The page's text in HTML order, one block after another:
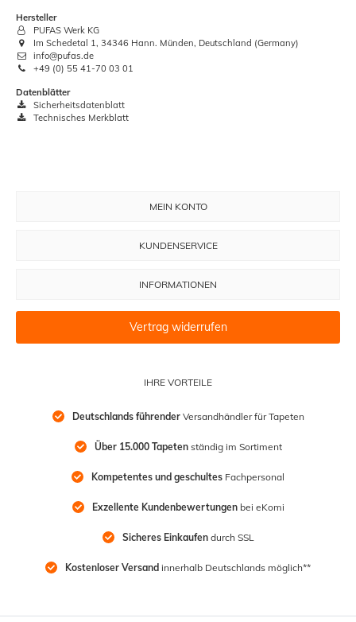
Hersteller
PUFAS Werk KG
Im Schedetal 1, 34346 Hann. Münden, Deutschland (Germany)
info@pufas.de
+49 (0) 55 41-70 03 01
Datenblätter
Sicherheitsdatenblatt
Technisches Merkblatt
IHRE VORTEILE
Deutschlands führender Versandhändler für Tapeten
Über 15.000 Tapeten ständig im Sortiment
Kompetentes und geschultes Fachpersonal
Exzellente Kundenbewertungen bei eKomi
Sicheres Einkaufen durch SSL
Kostenloser Versand innerhalb Deutschlands möglich**
MEIN KONTO
KUNDENSERVICE
INFORMATIONEN
Vertrag widerrufen